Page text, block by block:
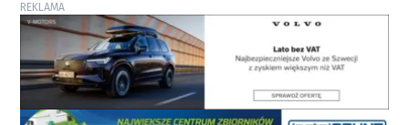
REKLAMA